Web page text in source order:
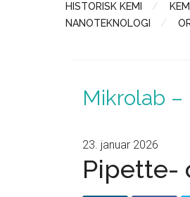
HISTORISK KEMI
NANOTEKNOLOGI
Mikrolab
23. januar 2026
Pipette-